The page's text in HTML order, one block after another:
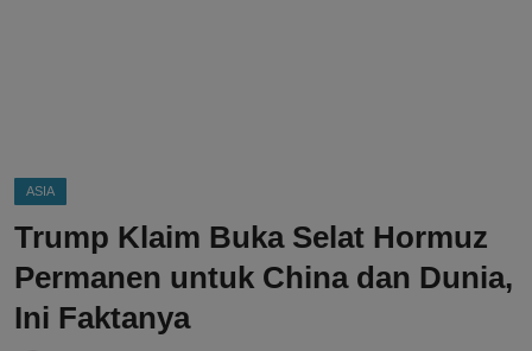
ASIA
Trump Klaim Buka Selat Hormuz
Permanen untuk China dan Dunia,
Ini Faktanya